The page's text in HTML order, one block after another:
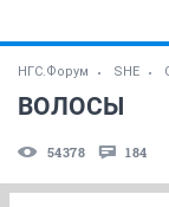
НГС.Форум SHE
ВОЛОСЫ
54378 184